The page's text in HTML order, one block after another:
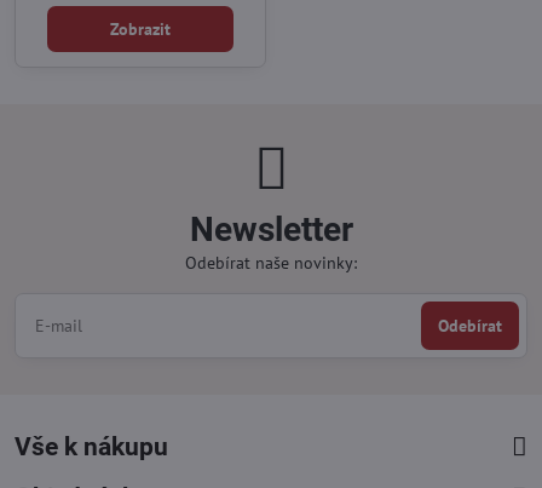
Zobrazit
Newsletter
Odebírat naše novinky:
Odebírat
Vše k nákupu